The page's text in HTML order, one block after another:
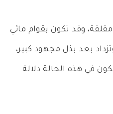
وقد تكون بقوام مائي
بعد بذل مجهود كبير،
في هذه الحالة دلالة